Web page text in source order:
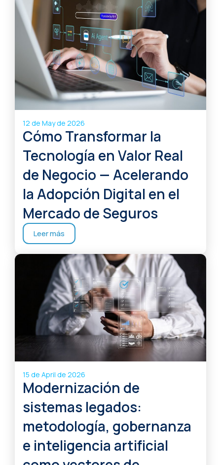
12 de May de 2026
Cómo Transformar la
Tecnología en Valor Real
de Negocio — Acelerando
la Adopción Digital en el
Mercado de Seguros
Leer más
15 de April de 2026
Modernización de
sistemas legados:
metodología, gobernanza
e inteligencia artificial